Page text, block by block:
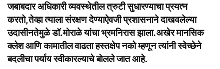
जबाबदार अधिकारी व्यवस्थेतील त्रुटी सुधारण्याचा प्रयत्न
करतो,तेव्हा त्याला संरक्षण देण्याऐवजी प्रशासनाने दाखवलेल्या
उदासीनतेमुळे डॉ.मोराळे यांचा भ्रमनिरास झाला.अखेर मानसिक
क्लेश आणि कामातील वाढता हस्तक्षेप नको म्हणून त्यांनी स्वेच्छेने
बदलीचा पर्याय स्वीकारल्याचे बोलले जात आहे.